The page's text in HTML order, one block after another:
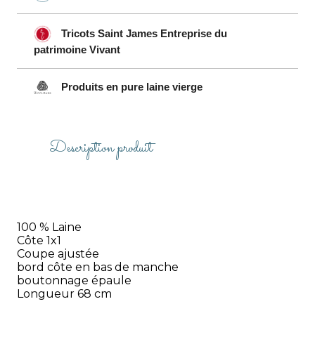
Tricots Saint James Entreprise du
patrimoine Vivant
Produits en pure laine vierge
Description produit
100 % Laine
Côte 1x1
Coupe ajustée
bord côte en bas de manche
boutonnage épaule
Longueur 68 cm